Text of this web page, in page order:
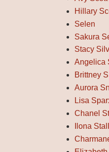
Hillary
Selen
Sakura
Stacy
Angelica
Brittney
Aurora
Lisa
Chanel
Ilona